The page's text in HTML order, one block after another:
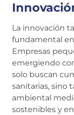
La innovación
fundamental
Empresas
emergiendo
solo buscan
sanitarias, sino
ambiental
sostenibles y